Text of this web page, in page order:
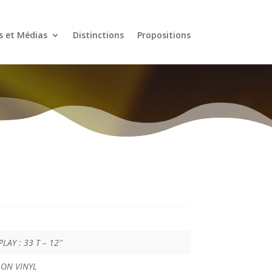
et Médias Distinctions Propositions
: 33 T – 12''
VINYL